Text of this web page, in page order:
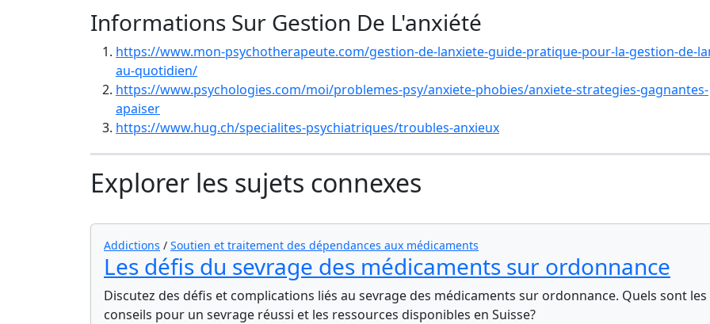
Informations Sur Gestion De L'anxiété
https://www.mon-psychotherapeute.com/gestion-de-lanxiete-guide-pratique-pour-la-gestion-de-
au-quotidien/
https://www.psychologies.com/moi/problemes-psy/anxiete-phobies/anxiete-strategies-gagnantes-
apaiser
https://www.hug.ch/specialites-psychiatriques/troubles-anxieux
Explorer les sujets connexes
Addictions / Soutien et traitement des dépendances aux médicaments
Les défis du sevrage des médicaments sur ordonnance
Discutez des défis et complications liés au sevrage des médicaments sur ordonnance. Quels sont les
conseils pour un sevrage réussi et les ressources disponibles en Suisse?